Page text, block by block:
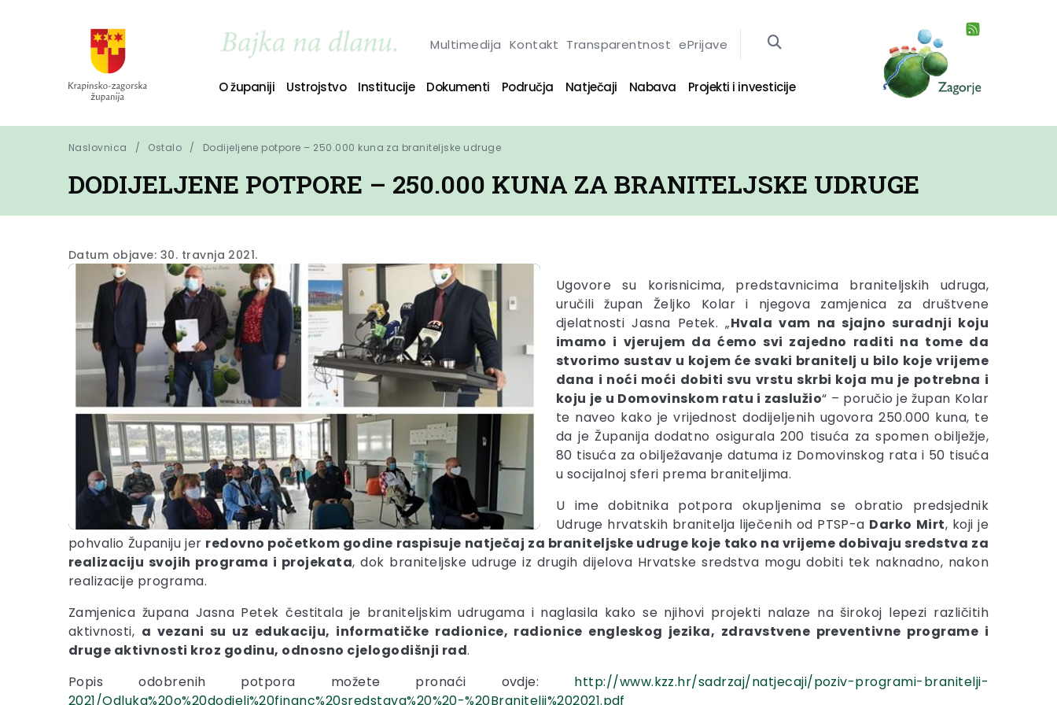
Multimedija Kontakt Transparentnost ePrijave
O županiji Ustrojstvo Institucije Dokumenti Područja Natječaji Nabava Projekti i investicije
Naslovnica Ostalo Dodijeljene potpore – 250.000 kuna za braniteljske udruge
DODIJELJENE POTPORE – 250.000 KUNA ZA BRANITELJSKE UDRUGE
Datum objave: 30. travnja 2021.
Ugovore su korisnicima, predstavnicima braniteljskih udruga,
uručili župan Željko Kolar i njegova zamjenica za društvene
djelatnosti Jasna Petek. „Hvala vam na sjajno suradnji koju
imamo i vjerujem da ćemo svi zajedno raditi na tome da
stvorimo sustav u kojem će svaki branitelj u bilo koje vrijeme
dana i noći moći dobiti svu vrstu skrbi koja mu je potrebna i
koju je u Domovinskom ratu i zaslužio“ – poručio je župan Kolar
te naveo kako je vrijednost dodijeljenih ugovora 250.000 kuna, te
da je Županija dodatno osigurala 200 tisuća za spomen obilježje,
80 tisuća za obilježavanje datuma iz Domovinskog rata i 50 tisuća
u socijalnoj sferi prema braniteljima.
U ime dobitnika potpora okupljenima se obratio predsjednik
Udruge hrvatskih branitelja liječenih od PTSP-a Darko Mirt, koji je
pohvalio Županiju jer redovno početkom godine raspisuje natječaj za braniteljske udruge koje tako na vrijeme dobivaju sredstva za
realizaciju svojih programa i projekata, dok braniteljske udruge iz drugih dijelova Hrvatske sredstva mogu dobiti tek naknadno, nakon
realizacije programa.
Zamjenica župana Jasna Petek čestitala je braniteljskim udrugama i naglasila kako se njihovi projekti nalaze na širokoj lepezi različitih
aktivnosti, a vezani su uz edukaciju, informatičke radionice, radionice engleskog jezika, zdravstvene preventivne programe i
druge aktivnosti kroz godinu, odnosno cjelogodišnji rad.
Popis odobrenih potpora možete pronaći ovdje: http://www.kzz.hr/sadrzaj/natjecaji/poziv-programi-branitelji-
2021/Odluka%20o%20dodjeli%20financ%20sredstava%20%20-%20Branitelji%202021.pdf